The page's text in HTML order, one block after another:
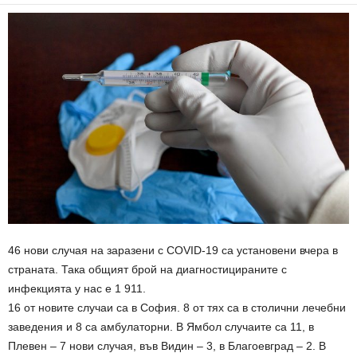
46 нови случая на заразени с COVID-19 са установени вчера в
страната. Така общият брой на диагностицираните с
инфекцията у нас е 1 911.
16 от новите случаи са в София. 8 от тях са в столични лечебни
заведения и 8 са амбулаторни. В Ямбол случаите са 11, в
Плевен – 7 нови случая, във Видин – 3, в Благоевград – 2. В